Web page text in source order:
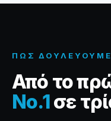
ΠΏΣ ΔΟΥΛΕΎΟΥΜΕ
Από το
No.1σε